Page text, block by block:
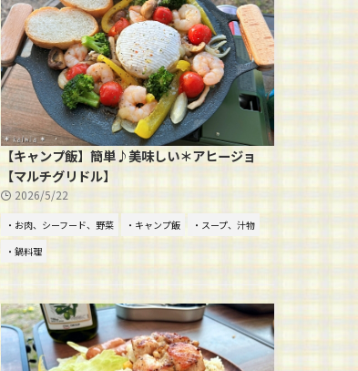
【キャンプ飯】簡単♪美味しい＊アヒージョ
【マルチグリドル】
2026/5/22
・お肉、シーフード、野菜 ・キャンプ飯
・スープ、汁物
・鍋料理